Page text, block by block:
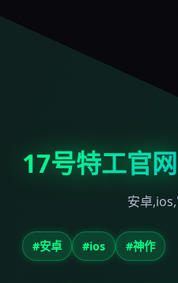
17号特工官
安卓
#安卓 #ios #神作